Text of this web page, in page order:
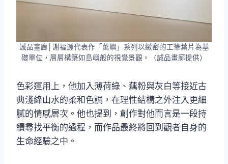
誠品畫廊│謝福源代表作「萭嶼」系列以緻密的工筆葉片為基
礎單位，層層構築如島嶼般的視覺景觀。（誠品畫廊提供）
色彩運用上，他加入薄荷綠、藕粉與灰白等接近古
典淺絳山水的柔和色調，在理性結構之外注入更細
膩的情感層次。他也提到，創作對他而言是一段持
續尋找平衡的過程，而作品最終將回到觀者自身的
生命經驗之中。